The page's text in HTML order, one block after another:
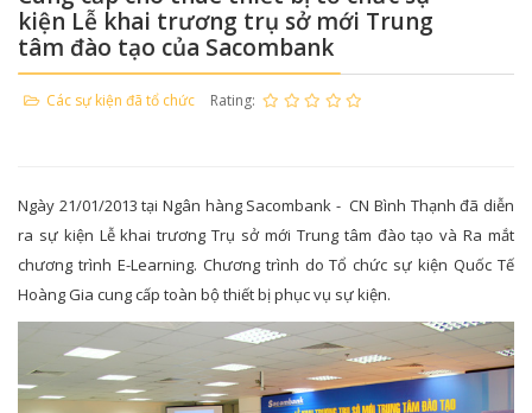
kiện Lễ khai trương trụ sở mới Trung
tâm đào tạo của Sacombank
Các sự kiện đã tổ chức Rating:
Ngày 21/01/2013 tại Ngân hàng Sacombank - CN Bình Thạnh đã diễn
ra sự kiện Lễ khai trương Trụ sở mới Trung tâm đào tạo và Ra mắt
chương trình E-Learning. Chương trình do Tổ chức sự kiện Quốc Tế
Hoàng Gia cung cấp toàn bộ thiết bị phục vụ sự kiện.